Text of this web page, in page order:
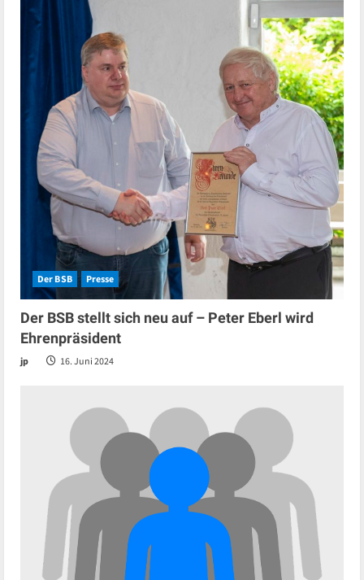
Der BSB Presse
Der BSB stellt sich neu auf – Peter Eberl wird
Ehrenpräsident
jp 16. Juni 2024